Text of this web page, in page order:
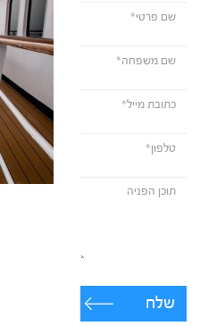
שלח